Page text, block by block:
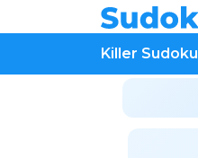
Killer Sudoku